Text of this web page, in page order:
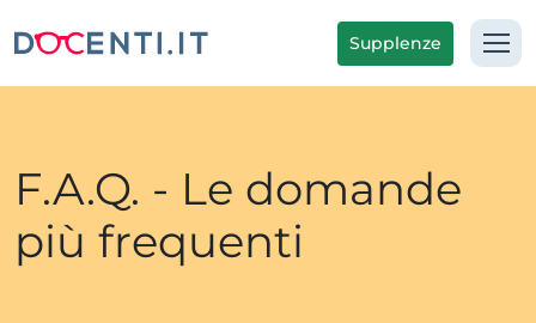
Supplenze
F.A.Q. - Le domande
più frequenti